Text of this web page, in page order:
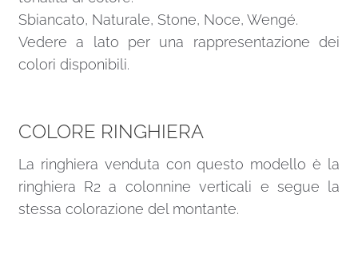
Sbiancato, Naturale, Stone, Noce, Wengé.
Vedere a lato per una rappresentazione dei
colori disponibili.
COLORE RINGHIERA
La ringhiera venduta con questo modello è la
ringhiera R2 a colonnine verticali e segue la
stessa colorazione del montante.